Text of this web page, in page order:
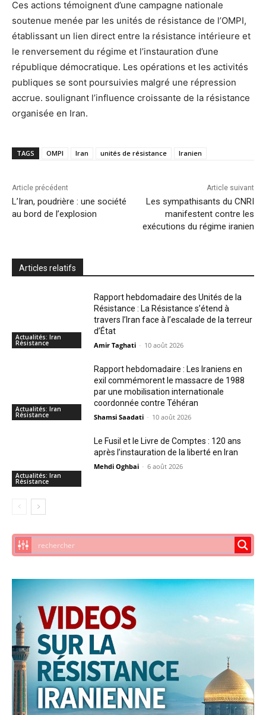
Ces actions témoignent d’une campagne nationale
soutenue menée par les unités de résistance de l’OMPI,
établissant un lien direct entre la résistance intérieure et
le renversement du régime et l’instauration d’une
république démocratique. Les opérations et les activités
publiques se sont poursuivies malgré une répression
accrue. soulignant l’influence croissante de la résistance
organisée en Iran.
TAGS OMPI Iran unités de résistance Iranien
Article précédent
L’Iran, poudrière : une société
au bord de l’explosion
Article suivant
Les sympathisants du CNRI
manifestent contre les
exécutions du régime iranien
Articles relatifs
Actualités: Iran
Résistance
Rapport hebdomadaire des Unités de la
Résistance : La Résistance s’étend à
travers l’Iran face à l’escalade de la terreur
d’État
Amir Taghati - 10 août 2026
Actualités: Iran
Résistance
Rapport hebdomadaire : Les Iraniens en
exil commémorent le massacre de 1988
par une mobilisation internationale
coordonnée contre Téhéran
Shamsi Saadati - 10 août 2026
Actualités: Iran
Résistance
Le Fusil et le Livre de Comptes : 120 ans
après l’instauration de la liberté en Iran
Mehdi Oghbai - 6 août 2026